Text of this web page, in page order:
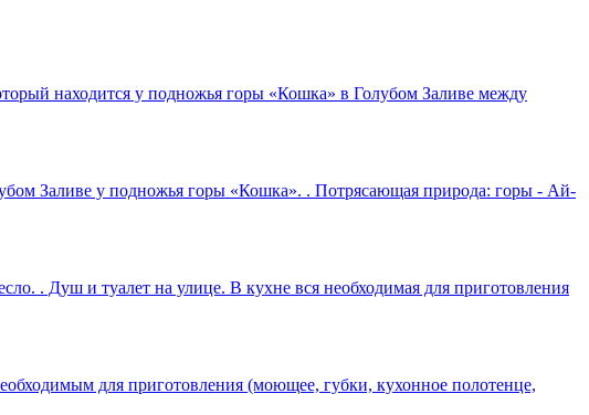
находится у подножья горы «Кошка» в Голубом Заливе между
Заливе у подножья горы «Кошка». . Потрясающая природа: горы - Ай-
. Душ и туалет на улице. В кухне вся необходимая для приготовления
для приготовления (моющее, губки, кухонное полотенце,